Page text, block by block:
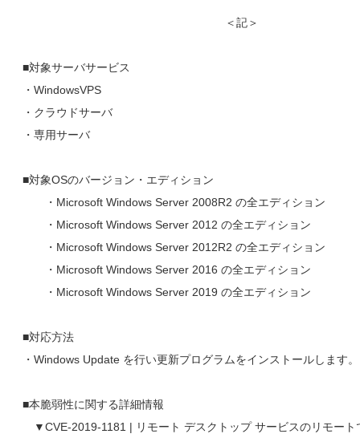
＜記＞
■対象サーバサービス
・WindowsVPS
・クラウドサーバ
・専用サーバ
■対象OSのバージョン・エディション
・Microsoft Windows Server 2008R2 の全エディション
・Microsoft Windows Server 2012 の全エディション
・Microsoft Windows Server 2012R2 の全エディション
・Microsoft Windows Server 2016 の全エディション
・Microsoft Windows Server 2019 の全エディション
■対応方法
・Windows Update を行い更新プログラムをインストールします。
■本脆弱性に関する詳細情報
▼CVE-2019-1181 | リモート デスクトップ サービスのリモート